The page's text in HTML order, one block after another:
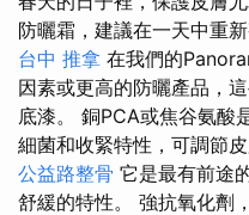
防曬霜，建議在一天中重
台中 推拿 在我們的
因素或更高的防曬產品，
底漆。 銅PCA或焦谷氨酸
細菌和收緊特性，可調節
公益路整骨 它是最有前途
舒緩的特性。 強抗氧化劑